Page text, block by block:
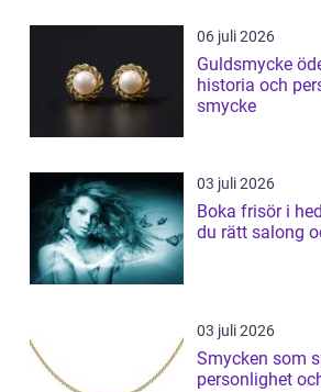
06 juli 2026
Guldsmycke ödeshög
historia och
smycke
03 juli 2026
Boka frisör i
du rätt salong
03 juli 2026
Smycken som
personlighet